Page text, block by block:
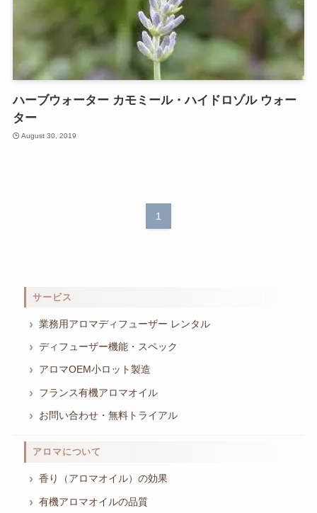
ハーブウォーター カモミール・ハイドロゾル ウォー
ター
August 30, 2019
1
サービス
業務用アロマディフューザー レンタル
ディフューザー機能・スペック
アロマOEM小ロット製造
フランス有機アロマオイル
お問い合わせ・無料トライアル
アロマについて
香り（アロマオイル）の効果
有機アロマオイルの品質